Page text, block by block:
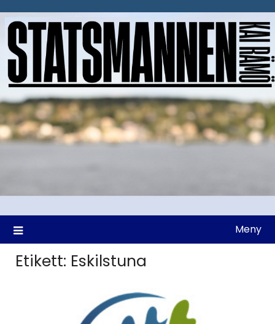
till
Meny
Etikett: Eskilstuna